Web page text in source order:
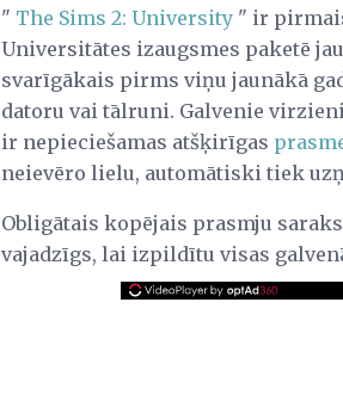
" The Sims 2: University " ir
Universitātes izaugsmes paketē
svarīgākais pirms viņu jaunākā
datoru vai tālruni. Galvenie
ir nepieciešamas atšķirīgas
neievēro lielu, automātiski tiek
Obligātais kopējais prasmju
vajadzīgs, lai izpildītu visas